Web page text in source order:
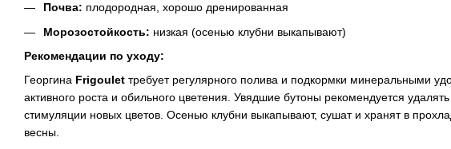
Почва: плодородная, хорошо дренированная
Морозостойкость: низкая (осенью клубни выкапывают)
Рекомендации по уходу:
Георгина Frigoulet требует регулярного полива и подкормки минеральными
активного роста и обильного цветения. Увядшие бутоны рекомендуется
стимуляции новых цветов. Осенью клубни выкапывают, сушат и хранят в
весны.